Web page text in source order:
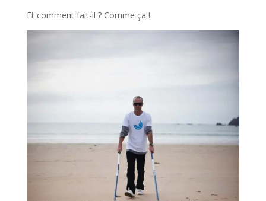
Et comment fait-il ? Comme ça !